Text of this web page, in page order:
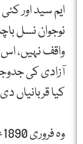
ایم سید اور
نوجوان نسل
واقف نہیں،
آزادی کی
کیا قربانیاں